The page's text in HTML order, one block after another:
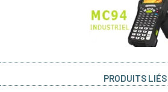
PRODUITS LIÉS